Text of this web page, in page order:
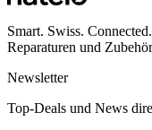
Smart. Swiss.
Reparaturen und
Newsletter
Top-Deals und News